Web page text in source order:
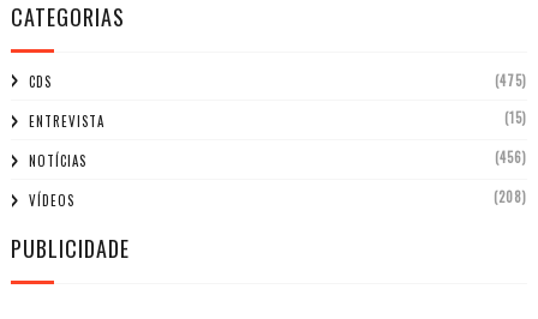
CATEGORIAS
CDS (475)
ENTREVISTA (15)
NOTÍCIAS (456)
VÍDEOS (208)
PUBLICIDADE